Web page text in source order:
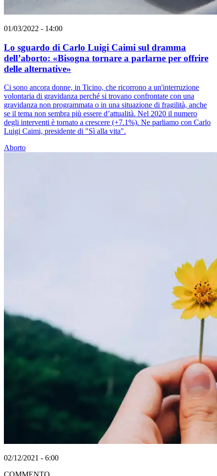
01/03/2022 - 14:00
Lo sguardo di Carlo Luigi Caimi sul dramma
dell’aborto: «Bisogna tornare a parlarne per offrire
delle alternative»
Ci sono ancora donne, in Ticino, che ricorrono a un'interruzione
volontaria di gravidanza perché si trovano confrontate con una
gravidanza non programmata o in una situazione di fragilità, anche
se il tema non sembra più essere d’attualità. Nel 2020 il numero
degli interventi è tornato a crescere (+7.1%). Ne parliamo con Carlo
Luigi Caimi, presidente di "Sì alla vita".
Aborto
02/12/2021 - 6:00